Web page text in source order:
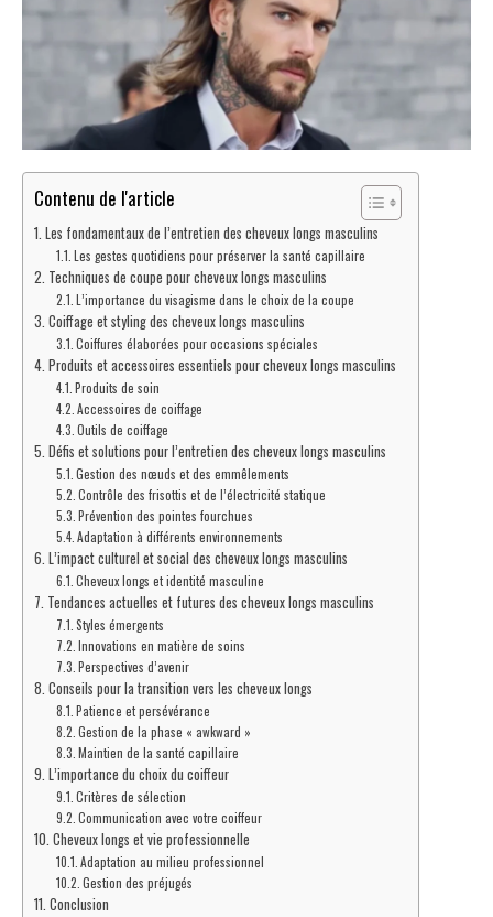
Contenu de l'article
Les fondamentaux de l’entretien des cheveux longs masculins
Les gestes quotidiens pour préserver la santé capillaire
Techniques de coupe pour cheveux longs masculins
L’importance du visagisme dans le choix de la coupe
Coiffage et styling des cheveux longs masculins
Coiffures élaborées pour occasions spéciales
Produits et accessoires essentiels pour cheveux longs masculins
Produits de soin
Accessoires de coiffage
Outils de coiffage
Défis et solutions pour l’entretien des cheveux longs masculins
Gestion des nœuds et des emmêlements
Contrôle des frisottis et de l’électricité statique
Prévention des pointes fourchues
Adaptation à différents environnements
L’impact culturel et social des cheveux longs masculins
Cheveux longs et identité masculine
Tendances actuelles et futures des cheveux longs masculins
Styles émergents
Innovations en matière de soins
Perspectives d’avenir
Conseils pour la transition vers les cheveux longs
Patience et persévérance
Gestion de la phase « awkward »
Maintien de la santé capillaire
L’importance du choix du coiffeur
Critères de sélection
Communication avec votre coiffeur
Cheveux longs et vie professionnelle
Adaptation au milieu professionnel
Gestion des préjugés
Conclusion